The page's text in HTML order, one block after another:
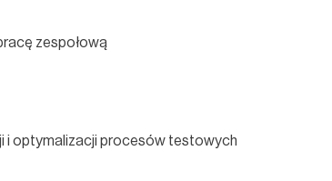
zespołową
i optymalizacji procesów testowych